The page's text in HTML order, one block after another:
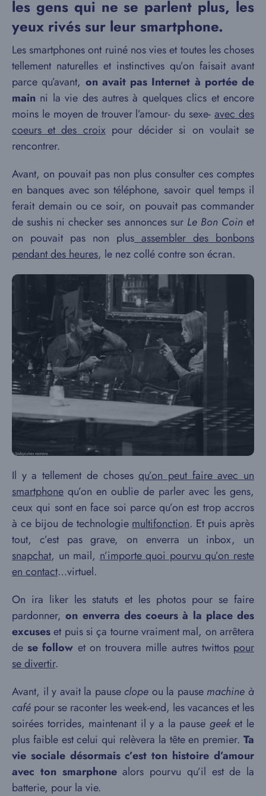
les gens qui ne se parlent plus, les
yeux rivés sur leur smartphone.
Les smartphones ont ruiné nos vies et toutes les choses
tellement naturelles et instinctives qu’on faisait avant
parce qu’avant, on avait pas Internet à portée de
main ni la vie des autres à quelques clics et encore
moins le moyen de trouver l’amour- du sexe-avec des
coeurs et des croixpour décider si on voulait se
rencontrer.
Avant, on pouvait pas non plus consulter ces comptes
en banques avec son téléphone, savoir quel temps il
ferait demain ou ce soir, on pouvait pas commander
de sushis ni checker ses annonces surLe Bon Coinet
on pouvait pas non plus assembler des bonbons
pendant des heures, le nez collé contre son écran.
Il y a tellement de chosesqu’on peut faire avec un
smartphone qu’on en oublie de parler avec les gens,
ceux qui sont en face soi parce qu’on est trop accros
à ce bijou de technologie multifonction. Et puis après
tout, c’est pas grave, on enverra un inbox, un
snapchat, un mail, n’importe quoi pourvu qu’on reste
en contact…virtuel.
On ira liker les statuts et les photos pour se faire
pardonner, on enverra des coeurs à la place des
excuseset puis si ça tourne vraiment mal, on arrêtera
de se follow et on trouvera mille autres twittos pour
se divertir.
Avant, il y avait la pause clope ou la pausemachine à
café pour se raconter les week-end, les vacances et les
soirées torrides, maintenant il y a la pause geeket le
plus faible est celui qui relèvera la tête en premier. Ta
vie sociale désormais c’est ton histoire d’amour
avec ton smarphonealors pourvu qu’il est de la
batterie, pour la vie.